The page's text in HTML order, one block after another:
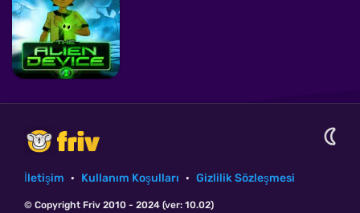
İletişim · Kullanım Koşulları · Gizlilik Sözleşmesi
© Copyright Friv 2010 - 2024 (ver: 10.02)